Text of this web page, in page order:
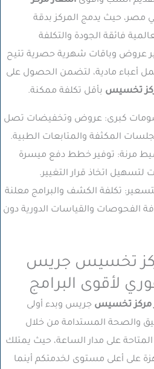
مصر، حيث يدمج المركز بدقة
فائقة الجودة والتكلفة
عروض وباقات شهرية حصرية تتيح
أعباء مادية، لتضمن الحصول على
تخسيس بأقل تكلفة ممكنة.
كبرى: عروض وتخفيضات تصل
مرنة: توفير خطط دفع ميسرة
اتخاذ قرار التغيير.
تكلفة الكشف والبرامج معلنة
الفحوصات والقياسات الدورية دون
تخسيس جريس
لأقوى البرامج
مركز تخسيس جريس وبدء أولى
والصحة المستدامة من خلال
على مدار الساعة، حيث يمتلك
على أعلى مستوى لخدمتكم أينما